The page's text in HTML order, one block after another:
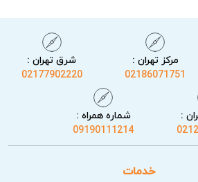
مرکز تهران :
02186071751
شرق تهران :
02177902220
:
شماره همراه :
09190111214
خدمات